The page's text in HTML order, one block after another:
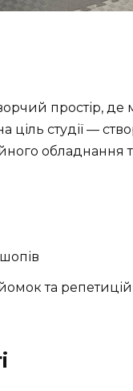
простір, де
ціль студії —
обладнання
та репетицій